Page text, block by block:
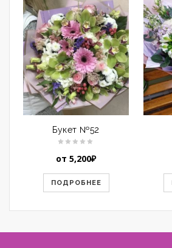
Букет №52
от 5,200₽
ПОДРОБНЕЕ